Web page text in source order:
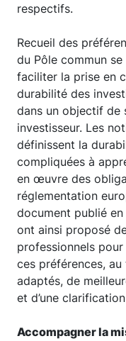
respectifs.
Recueil des
du Pôle commun
faciliter la prise en
durabilité des
dans un objectif de
investisseur. Les
définissent la
compliquées à
en œuvre des
réglementation
document publié en
ont ainsi proposé
professionnels
ces préférences, au
adaptés, de
et d’une
Accompagner la